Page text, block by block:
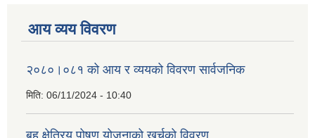
आय व्यय विवरण
२०८०।०८१ को आय र व्ययको विवरण सार्वजनिक
मिति: 06/11/2024 - 10:40
बहु क्षेत्रिय पोषण योजनाको खर्चको विवरण